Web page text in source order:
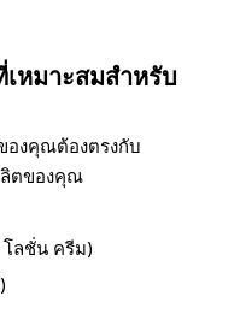
หมาะสมสำหรับ
องคุณต้องตรงกับ
ตของคุณ
ลชั่น ครีม)